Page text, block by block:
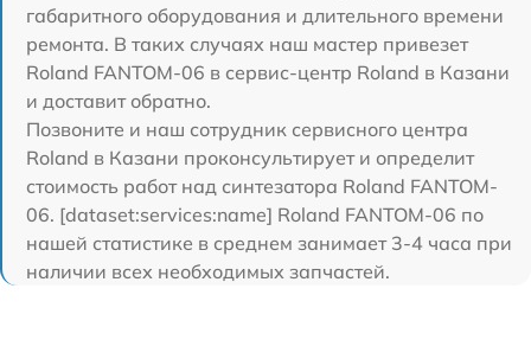
габаритного оборудования и длительного времени
ремонта. В таких случаях наш мастер привезет
Roland FANTOM-06 в сервис-центр Roland в Казани
и доставит обратно.
Позвоните и наш сотрудник сервисного центра
Roland в Казани проконсультирует и определит
стоимость работ над синтезатора Roland FANTOM-
06. [dataset:services:name] Roland FANTOM-06 по
нашей статистике в среднем занимает 3-4 часа при
наличии всех необходимых запчастей.